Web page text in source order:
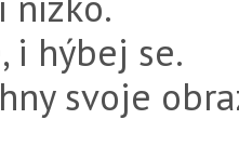
i hýbej se.
svoje